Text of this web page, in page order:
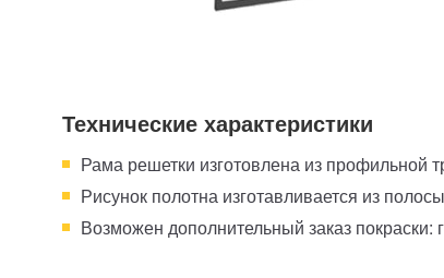
Технические характеристики
Рама решетки изготовлена из профильной
Рисунок полотна изготавливается из
Возможен дополнительный заказ